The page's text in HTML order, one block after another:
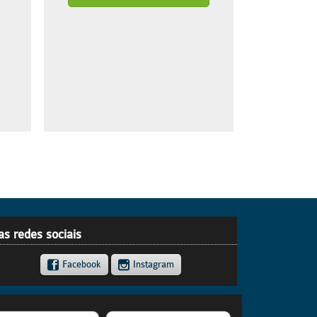
redes sociais
Facebook Instagram